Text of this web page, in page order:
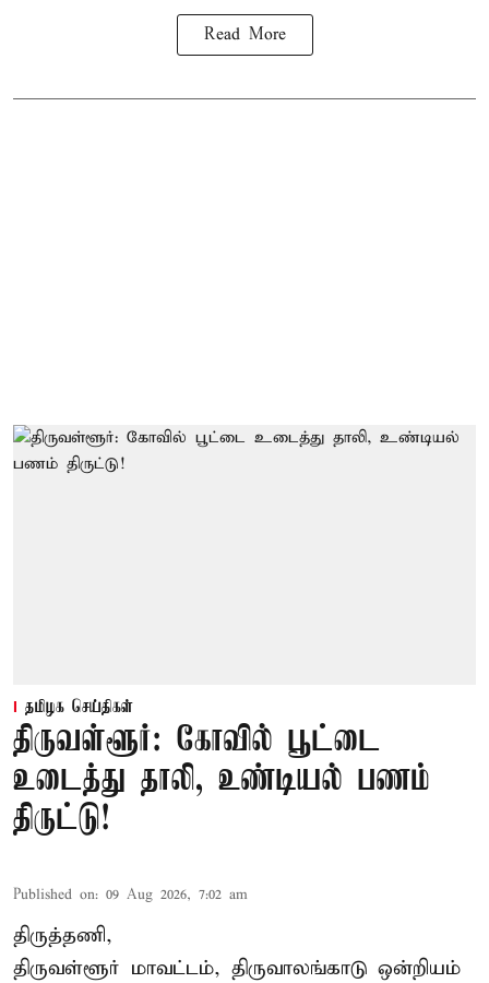
Read More
தமிழக செய்திகள்
திருவள்ளூர்: கோவில் பூட்டை
உடைத்து தாலி, உண்டியல் பணம்
திருட்டு!
Published on: 09 Aug 2026, 7:02 am
திருத்தணி,
திருவள்ளூர் மாவட்டம், திருவாலங்காடு ஒன்றியம்